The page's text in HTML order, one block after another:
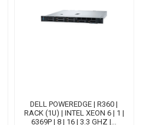
DELL POWEREDGE | R360 |
RACK (1U) | INTEL XEON 6 | 1 |
6369P | 8 | 16 | 3.3 GHZ |...